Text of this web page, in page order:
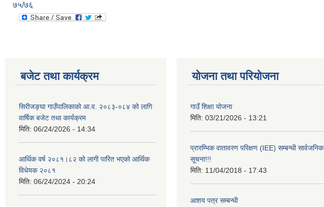
७५/७६
बजेट तथा कार्यक्रम
सिरीजङ्घा गाउँपालिकाको आ.व. २०८३-०८४ को लागि
वार्षिक बजेट तथा कार्यक्रम
मिति: 06/24/2026 - 14:34
आर्थिक वर्ष २०८१।८२ को लागी पारित भएको आर्थिक
विधेयक २०८१
मिति: 06/24/2024 - 20:24
योजना तथा परियोजना
गाउँ शिक्षा योजना
मिति: 03/21/2026 - 13:21
प्रारम्भिक वातावरण परिक्षण (IEE) सम्बन्धी सार्वजनिक
सूचना!!!
मिति: 11/04/2018 - 17:43
आशय पत्र सम्बन्धी